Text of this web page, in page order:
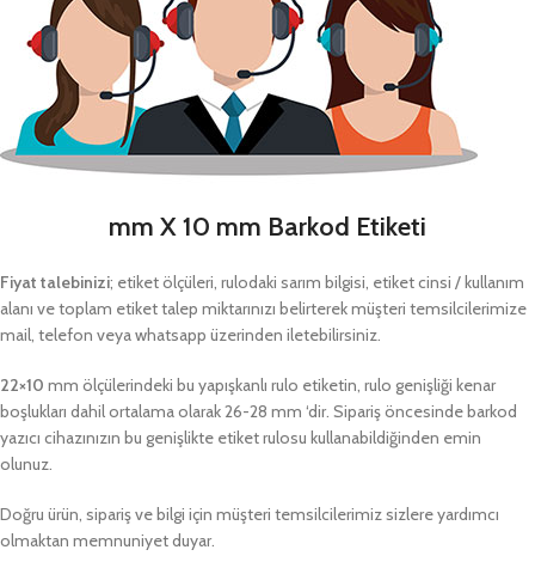
mm X 10 mm Barkod Etiketi
Fiyat talebinizi; etiket ölçüleri, rulodaki sarım bilgisi, etiket cinsi / kullanım
alanı ve toplam etiket talep miktarınızı belirterek müşteri temsilcilerimize
mail, telefon veya whatsapp üzerinden iletebilirsiniz.
22×10 mm ölçülerindeki bu yapışkanlı rulo etiketin, rulo genişliği kenar
boşlukları dahil ortalama olarak 26-28 mm ‘dir. Sipariş öncesinde barkod
yazıcı cihazınızın bu genişlikte etiket rulosu kullanabildiğinden emin
olunuz.
Doğru ürün, sipariş ve bilgi için müşteri temsilcilerimiz sizlere yardımcı
olmaktan memnuniyet duyar.